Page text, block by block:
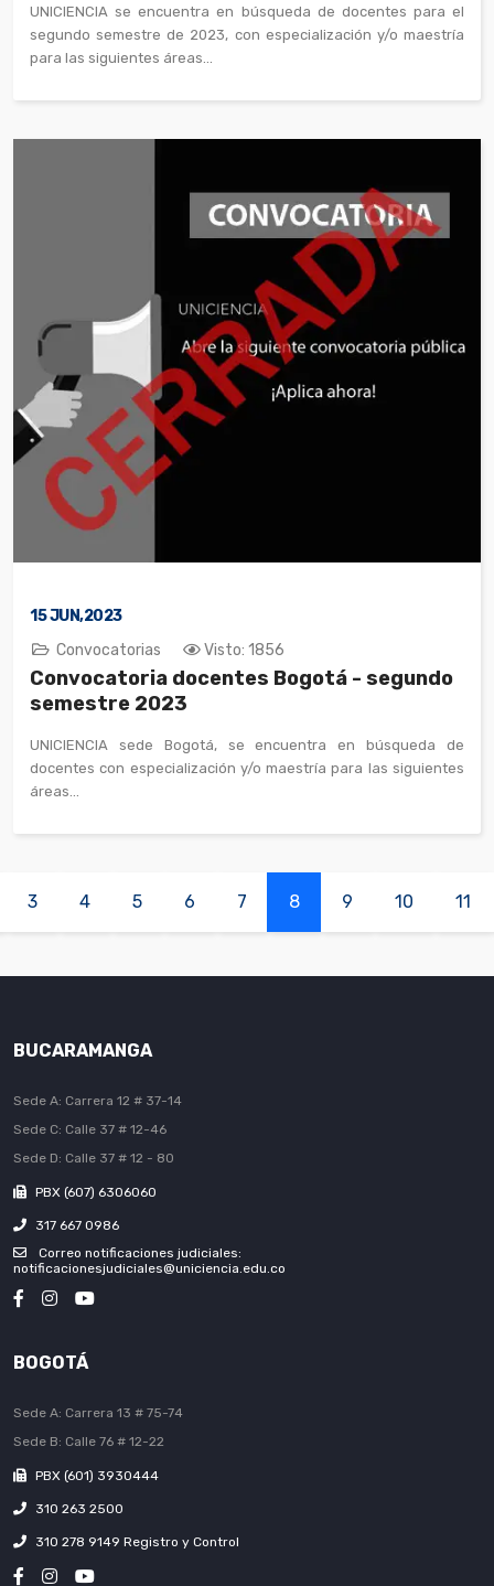
UNICIENCIA se encuentra en búsqueda de docentes para el
segundo semestre de 2023, con especialización y/o maestría
para las siguientes áreas...
15JUN,2023
Convocatorias
Visto: 1856
Convocatoria docentes Bogotá - segundo
semestre 2023
UNICIENCIA sede Bogotá, se encuentra en búsqueda de
docentes con especialización y/o maestría para las siguientes
áreas...
3 4 5 6 7 8 9 10 11
BUCARAMANGA
Sede A: Carrera 12 # 37-14
Sede C: Calle 37 # 12-46
Sede D: Calle 37 # 12 - 80
PBX (607) 6306060
317 667 0986
Correo notificaciones judiciales:
notificacionesjudiciales@uniciencia.edu.co
BOGOTÁ
Sede A: Carrera 13 # 75-74
Sede B: Calle 76 # 12-22
PBX (601) 3930444
310 263 2500
310 278 9149 Registro y Control